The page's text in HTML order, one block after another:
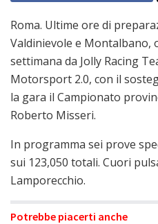
Roma. Ultime ore di
Valdinievole e Montalbano,
settimana da Jolly Racing
Motorsport 2.0, con il
la gara il Campionato
Roberto Misseri.
In programma sei prove
sui 123,050 totali. Cuori
Lamporecchio.
Potrebbe piacerti anche